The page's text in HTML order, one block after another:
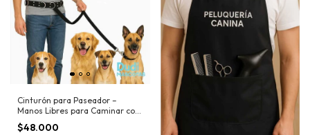
Cinturón para Paseador –
Manos Libres para Caminar con
tus Perros
$48.000